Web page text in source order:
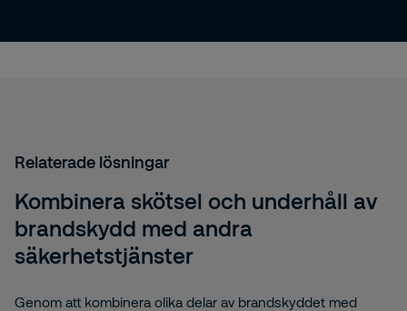
Relaterade lösningar
Kombinera skötsel och underhåll av
brandskydd med andra
säkerhetstjänster
Genom att kombinera olika delar av brandskyddet med